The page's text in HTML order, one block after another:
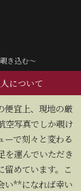
き込む～
について
便宜上、現地の厳
空写真でしか覗け
ーで刻々と変わる
を運んでいただき
留めています。こ
い**になれば幸い